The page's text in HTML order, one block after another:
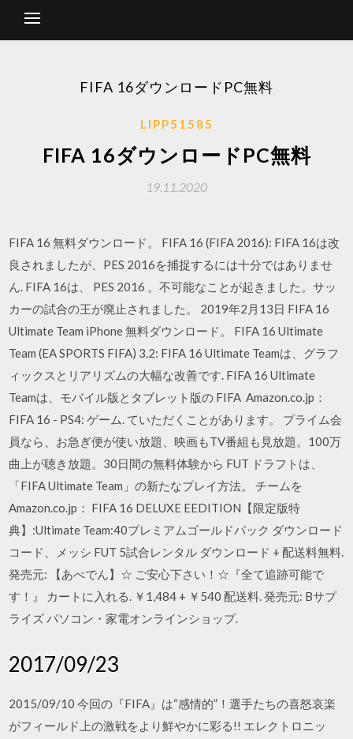
FIFA 16ダウンロードPC無料
LIPP51585
FIFA 16ダウンロードPC無料
19.11.2020
FIFA 16 無料ダウンロード。 FIFA 16 (FIFA 2016): FIFA 16は改
良されましたが、PES 2016を捕捉するには十分ではありませ
ん. FIFA 16は、 PES 2016 。不可能なことが起きました。サッ
カーの試合の王が廃止されました。 2019年2月13日 FIFA 16
Ultimate Team iPhone 無料ダウンロード。 FIFA 16 Ultimate
Team (EA SPORTS FIFA) 3.2: FIFA 16 Ultimate Teamは、グラフ
ィックスとリアリズムの大幅な改善です. FIFA 16 Ultimate
Teamは、モバイル版とタブレット版の FIFA Amazon.co.jp：
FIFA 16 - PS4: ゲーム. ていただくことがあります。 プライム会
員なら、お急ぎ便が使い放題、映画もTV番組も見放題。100万
曲上が聴き放題。30日間の無料体験から FUT ドラフトは、
「FIFA Ultimate Team」の新たなプレイ方法。 チームを
Amazon.co.jp： FIFA 16 DELUXE EEDITION【限定版特
典】:Ultimate Team:40プレミアムゴールドパック ダウンロード
コード、メッシ FUT 5試合レンタル ダウンロード + 配送料無料.
発売元: 【あべでん】☆ ご安心下さい！☆『全て追跡可能で
す！』 カートに入れる. ￥1,484 + ￥540 配送料. 発売元: Bサプ
ライズ パソコン・家電オンラインショップ.
2017/09/23
2015/09/10 今回の『FIFA』は“感情的”！選手たちの喜怒哀楽
がフィールド上の激戦をより鮮やかに彩る!! エレクトロニッ